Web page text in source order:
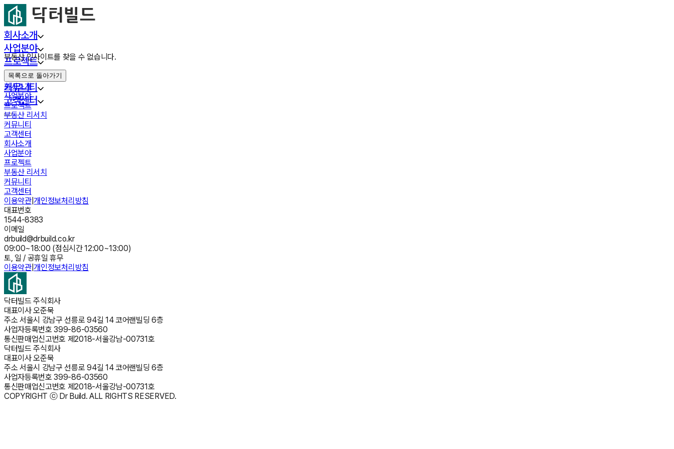
회사소개
사업분야
프로젝트
부동산 리서치
커뮤니티
고객센터
부동산 인사이트를 찾을 수 없습니다.
목록으로 돌아가기
회사소개
사업분야
프로젝트
부동산 리서치
커뮤니티
고객센터
회사소개
사업분야
프로젝트
부동산 리서치
커뮤니티
고객센터
이용약관|개인정보처리방침
대표번호
1544-8383
이메일
drbuild@drbuild.co.kr
09:00~18:00 (점심시간 12:00~13:00)
토, 일 / 공휴일 휴무
이용약관|개인정보처리방침
닥터빌드 주식회사
대표이사오준묵
주소 서울시 강남구 선릉로 94길 14 코어랜빌딩 6층
사업자등록번호 399-86-03560
통신판매업신고번호 제2018-서울강남-00731호
닥터빌드 주식회사
대표이사오준묵
주소 서울시 강남구 선릉로 94길 14 코어랜빌딩 6층
사업자등록번호 399-86-03560
통신판매업신고번호 제2018-서울강남-00731호
COPYRIGHT ⓒ Dr Build. ALL RIGHTS RESERVED.